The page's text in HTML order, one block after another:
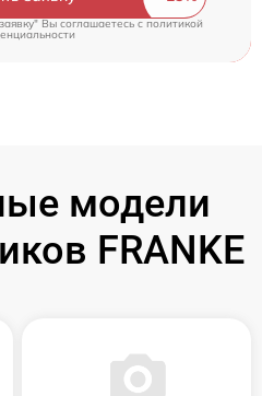
Вы соглашаетесь cполитикой
модели
FRANKE